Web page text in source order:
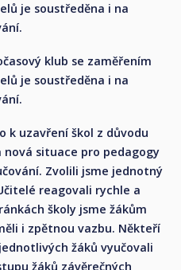
je soustředěna i na
klub se zaměřením
je soustředěna i na
k uzavření škol z důvodu
nová situace pro pedagogy
Zvolili jsme jednotný
reagovali rychle a
školy jsme žákům
i zpětnou vazbu. Někteří
žáků vyučovali
žáků závěrečných